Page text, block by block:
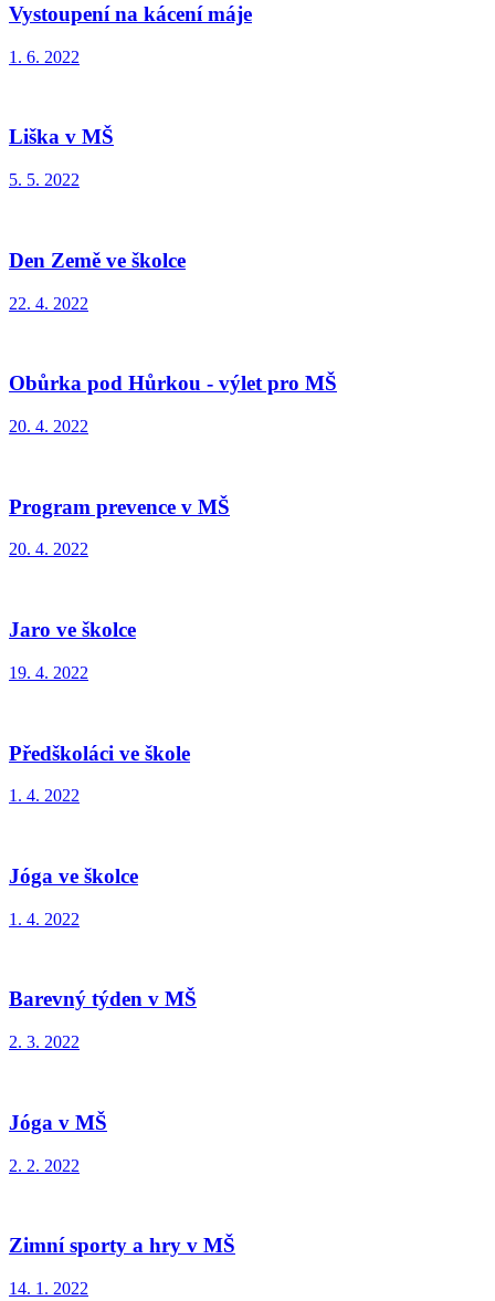
Vystoupení na kácení máje
1. 6. 2022
Liška v MŠ
5. 5. 2022
Den Země ve školce
22. 4. 2022
Obůrka pod Hůrkou - výlet pro MŠ
20. 4. 2022
Program prevence v MŠ
20. 4. 2022
Jaro ve školce
19. 4. 2022
Předškoláci ve škole
1. 4. 2022
Jóga ve školce
1. 4. 2022
Barevný týden v MŠ
2. 3. 2022
Jóga v MŠ
2. 2. 2022
Zimní sporty a hry v MŠ
14. 1. 2022